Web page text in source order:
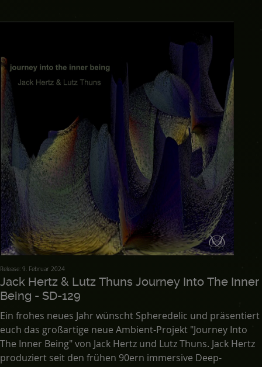
Release: 9. Februar 2024
Jack Hertz & Lutz Thuns Journey Into The Inner
Being - SD-129
Ein frohes neues Jahr wünscht Spheredelic und präsentiert
euch das großartige neue Ambient-Projekt "Journey Into
The Inner Being" von Jack Hertz und Lutz Thuns. Jack Hertz
produziert seit den frühen 90ern immersive Deep-